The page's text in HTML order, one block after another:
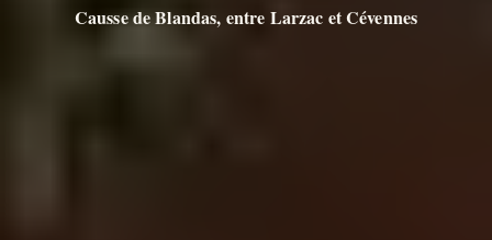
Causse de Blandas, entre Larzac et Cévennes